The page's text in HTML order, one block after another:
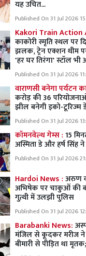
यह उचित...
Published On 31 Jul 2026
Kakori Train Action
काकोरी स्मृति स्थल पर
झलक, ट्रेन एक्शन थीम
'हर घर तिरंगा' स्टॉल
Published On 31 Jul 2026
वाराणसी बनेगा पर्यटन
करोड़ की 36
झील बनेगी इको-टूरिज्म
Published On 31 Jul 2026
कॉमनवेल्थ गेम्स :15
अस्मिता डे और हर्ष सिंह
Published On 31 Jul 2026
Hardoi News :अरुण
अभिषेक पर चाकुओं की
गुत्थी में उलझी पुलिस
Published On 31 Jul 2026
Barabanki News:
मंजिल से कूदकर मरीज ने
बीमारी से पीड़ित था